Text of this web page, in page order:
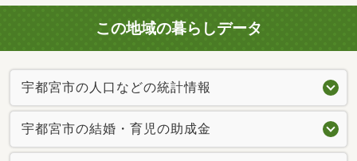
この地域の暮らしデータ
宇都宮市の人口などの統計情報
宇都宮市の結婚・育児の助成金